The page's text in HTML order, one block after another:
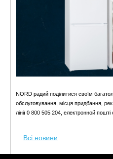
NORD радий поділитися своїм
обслуговування, місця придбання,
лінії 0 800 505 204, електронной
Всі новини